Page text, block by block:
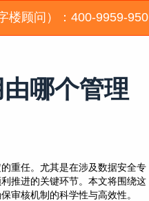
楼顾问）：400-9959-950
哪个管理
重任。尤其是在涉及数据安全专
推进的关键环节。本文将围绕这
审核机制的科学性与高效性。